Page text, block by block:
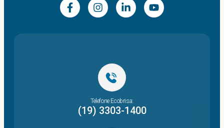
Telefone Ecobrisa:
(19) 3303-1400